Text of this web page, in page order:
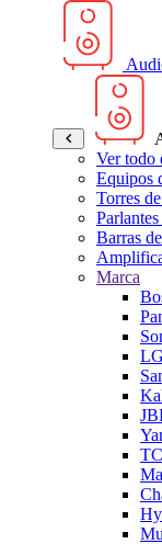
Ver todo
Equipos
Torres
Barras
Marca
LG